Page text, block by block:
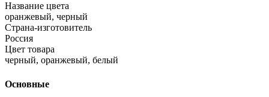
Название цвета
оранжевый, черный
Страна-изготовитель
Россия
Цвет товара
черный, оранжевый, белый
Основные